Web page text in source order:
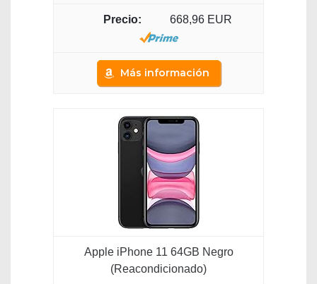
668,96 EUR
Más información
Apple iPhone 11 64GB Negro
(Reacondicionado)